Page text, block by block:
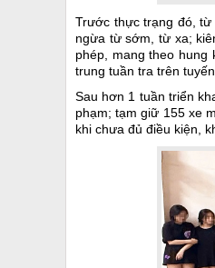
Trước thực trạng đó, từ
ngừa từ sớm, từ xa;
phép, mang theo
trung tuần tra trên
Sau hơn 1 tuần triển
phạm; tạm giữ 155 xe
khi chưa đủ điều kiện,